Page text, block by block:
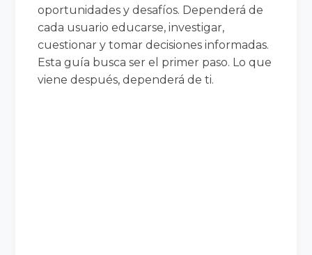
oportunidades y desafíos. Dependerá de
cada usuario educarse, investigar,
cuestionar y tomar decisiones informadas.
Esta guía busca ser el primer paso. Lo que
viene después, dependerá de ti.